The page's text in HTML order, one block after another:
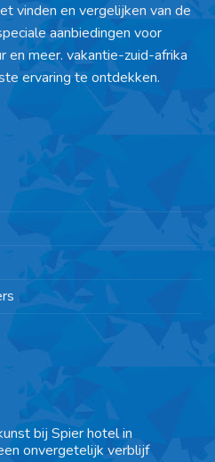
vinden en vergelijken van de
aanbiedingen voor
en meer. vakantie-zuid-afrika
ervaring te ontdekken.
bij Spier hotel in
onvergetelijk verblijf